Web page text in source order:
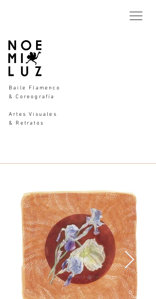
Baile Flamenco
& Coreografía
Artes Visuales
& Retratos